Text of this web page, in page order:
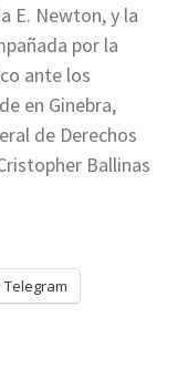
E. Newton, y la
por la
ante los
en Ginebra,
de Derechos
Ballinas
Telegram